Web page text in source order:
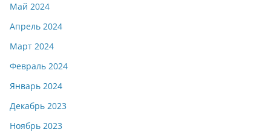
Май 2024
Апрель 2024
Март 2024
Февраль 2024
Январь 2024
Декабрь 2023
Ноябрь 2023